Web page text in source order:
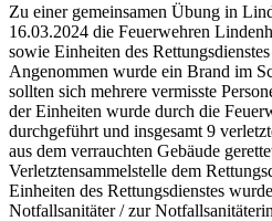
Zu einer gemeinsamen Übung in
16.03.2024 die Feuerwehren
sowie Einheiten des
Angenommen wurde ein Brand im
sollten sich mehrere vermisste
der Einheiten wurde durch die
durchgeführt und insgesamt 9
aus dem verrauchten Gebäude
Verletztensammelstelle dem
Einheiten des Rettungsdienstes
Notfallsanitäter / zur